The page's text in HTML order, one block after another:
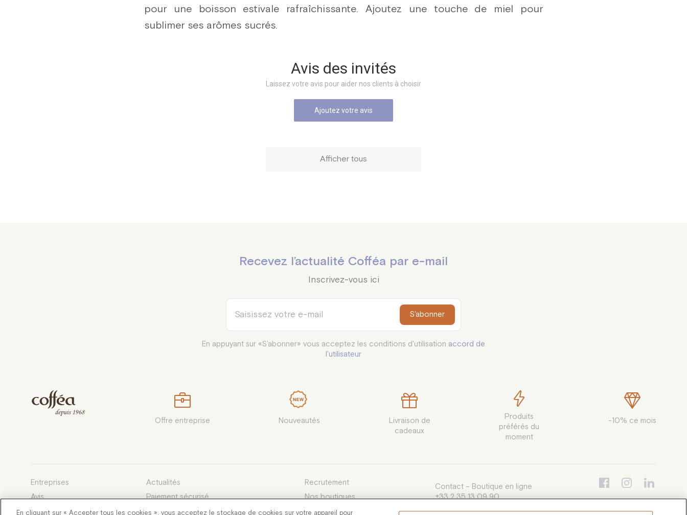
pour une boisson estivale rafraîchissante. Ajoutez une touche de miel pour
sublimer ses arômes sucrés.
Avis des invités
Laissez votre avis pour aider nos clients à choisir
Ajoutez votre avis
Afficher tous
Recevez l’actualité Cofféa par e-mail
Inscrivez-vous ici
S'abonner
En appuyant sur «S'abonner» vous acceptez les conditions d'utilisation accord de
l'utilisateur
Offre entreprise Nouveautés
Livraison de
cadeaux
Produits
préférés du
moment
-10% ce mois
Entreprises Actualités
Recrutement
Avis
Paiement sécurisé
Nos boutiques
Devenez franchisé
Conditions générales de Vente
Contact – Boutique en ligne
+33 2 35 13 09 90
En cliquant sur « Accepter tous les cookies », vous acceptez le stockage de cookies sur votre appareil pour